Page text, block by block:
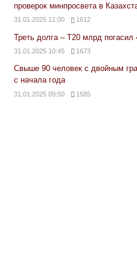
проверок минпросвета в
31.01.2025 11:00 1612
Треть долга – Т20 млрд погасил
31.01.2025 10:45 1673
Свыше 90 человек с двойным
с начала года
31.01.2025 09:50 1585